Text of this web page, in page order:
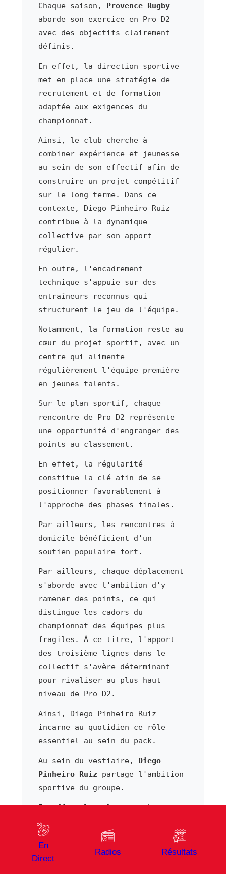
Chaque saison, Provence Rugby
aborde son exercice en Pro D2
avec des objectifs clairement
définis.
En effet, la direction sportive
met en place une stratégie de
recrutement et de formation
adaptée aux exigences du
championnat.
Ainsi, le club cherche à
combiner expérience et jeunesse
au sein de son effectif afin de
construire un projet compétitif
sur le long terme. Dans ce
contexte, Diego Pinheiro Ruiz
contribue à la dynamique
collective par son apport
régulier.
En outre, l'encadrement
technique s'appuie sur des
entraîneurs reconnus qui
structurent le jeu de l'équipe.
Notamment, la formation reste au
cœur du projet sportif, avec un
centre qui alimente
régulièrement l'équipe première
en jeunes talents.
Sur le plan sportif, chaque
rencontre de Pro D2 représente
une opportunité d'engranger des
points au classement.
En effet, la régularité
constitue la clé afin de se
positionner favorablement à
l'approche des phases finales.
Par ailleurs, les rencontres à
domicile bénéficient d'un
soutien populaire fort.
Par ailleurs, chaque déplacement
s'aborde avec l'ambition d'y
ramener des points, ce qui
distingue les cadors du
championnat des équipes plus
fragiles. À ce titre, l'apport
des troisième lignes dans le
collectif s'avère déterminant
pour rivaliser au plus haut
niveau de Pro D2.
Ainsi, Diego Pinheiro Ruiz
incarne au quotidien ce rôle
essentiel au sein du pack.
Au sein du vestiaire, Diego
Pinheiro Ruiz partage l'ambition
sportive du groupe.
En effet, la culture rugby
transmise entre générations
reste un moteur puissant dans
les grands clubs de Pro D2.
En
Direct
Radios Résultats